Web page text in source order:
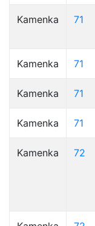
Kamenka 71
Kamenka 71
Kamenka 71
Kamenka 71
Kamenka 72